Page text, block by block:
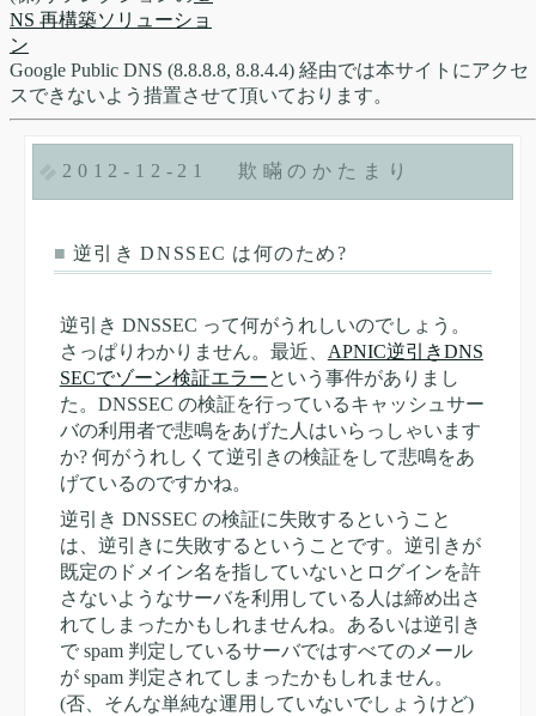
NS 再構築ソリューショ
ン
Google Public DNS (8.8.8.8, 8.8.4.4) 経由では本サイトにアクセ
スできないよう措置させて頂いております。
2012-12-21 欺瞞のかたまり
■ 逆引き DNSSEC は何のため?
逆引き DNSSEC って何がうれしいのでしょう。
さっぱりわかりません。最近、 APNIC逆引きDNS
SECでゾーン検証エラーという事件がありまし
た。DNSSEC の検証を行っているキャッシュサー
バの利用者で悲鳴をあげた人はいらっしゃいます
か? 何がうれしくて逆引きの検証をして悲鳴をあ
げているのですかね。
逆引き DNSSEC の検証に失敗するということ
は、逆引きに失敗するということです。逆引きが
既定のドメイン名を指していないとログインを許
さないようなサーバを利用している人は締め出さ
れてしまったかもしれませんね。あるいは逆引き
で spam 判定しているサーバではすべてのメール
が spam 判定されてしまったかもしれません。
(否、そんな単純な運用していないでしょうけど)